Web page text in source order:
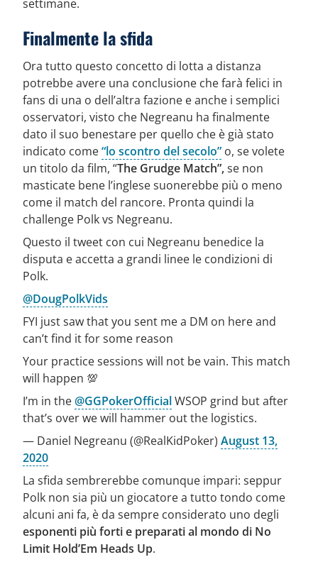
settimane.
Finalmente la sfida
Ora tutto questo concetto di lotta a distanza
potrebbe avere una conclusione che farà felici in
fans di una o dell’altra fazione e anche i semplici
osservatori, visto che Negreanu ha finalmente
dato il suo benestare per quello che è già stato
indicato come“lo scontro del secolo” o, se volete
un titolo da film, “The Grudge Match”,se non
masticate bene l’inglese suonerebbe più o meno
come il match del rancore. Pronta quindi la
challenge Polk vs Negreanu.
Questo il tweet con cui Negreanu benedice la
disputa e accetta a grandi linee le condizioni di
Polk.
@DougPolkVids
FYI just saw that you sent me a DM on here and
can’t find it for some reason
Your practice sessions will not be vain. This match
will happen 💯
I’m in the@GGPokerOfficialWSOP grind but after
that’s over we will hammer out the logistics.
— Daniel Negreanu (@RealKidPoker) August 13,
2020
La sfida sembrerebbe comunque impari: seppur
Polk non sia più un giocatore a tutto tondo come
alcuni ani fa, è da sempre considerato uno degli
esponenti più forti e preparati al mondo di No
Limit Hold’Em Heads Up.